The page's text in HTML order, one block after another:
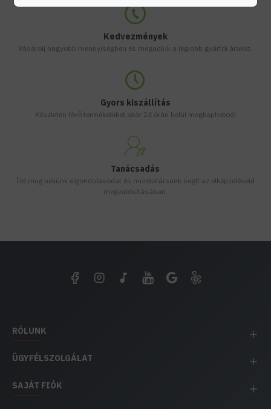
Kedvezmények
Vásárolj nagyobb mennyiségben és megadjuk a legjobb gyártói árakat.
Gyors kiszállítás
Készleten lévő termékeinket akár 24 órán belül megkaphatod!
Tanácsadás
Írd meg nekünk elgondolásodat és munkatársunk segít az elképzeléseid
megvalósításában.
RÓLUNK
ÜGYFÉLSZOLGÁLAT
SAJÁT FIÓK